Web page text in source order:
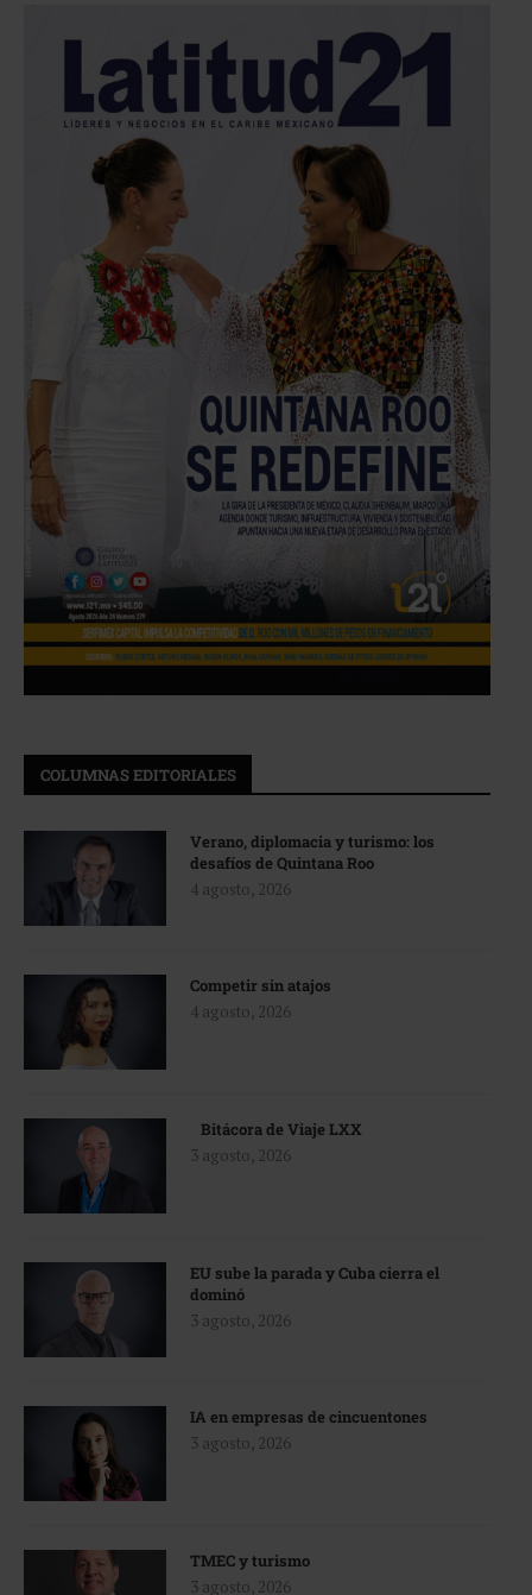
COLUMNAS EDITORIALES
Verano, diplomacia y turismo: los
desafíos de Quintana Roo
4 agosto, 2026
Competir sin atajos
4 agosto, 2026
Bitácora de Viaje LXX
3 agosto, 2026
EU sube la parada y Cuba cierra el
dominó
3 agosto, 2026
IA en empresas de cincuentones
3 agosto, 2026
TMEC y turismo
3 agosto, 2026